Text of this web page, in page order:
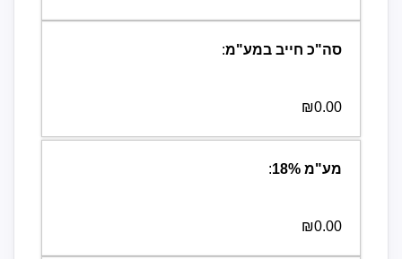
סה"כ חייב במע"מ:
₪0.00
מע"מ 18%
:
₪0.00